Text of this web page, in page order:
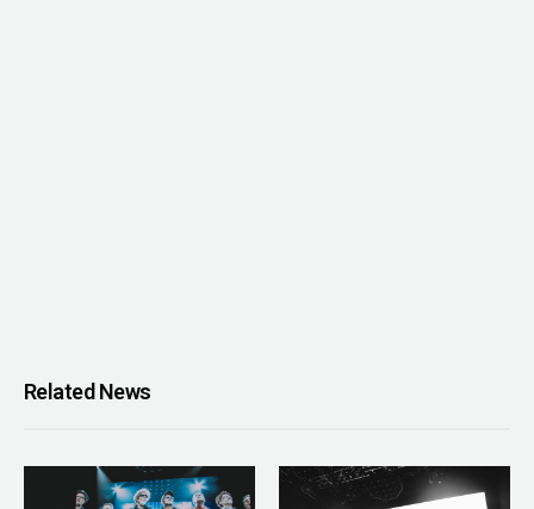
Related News